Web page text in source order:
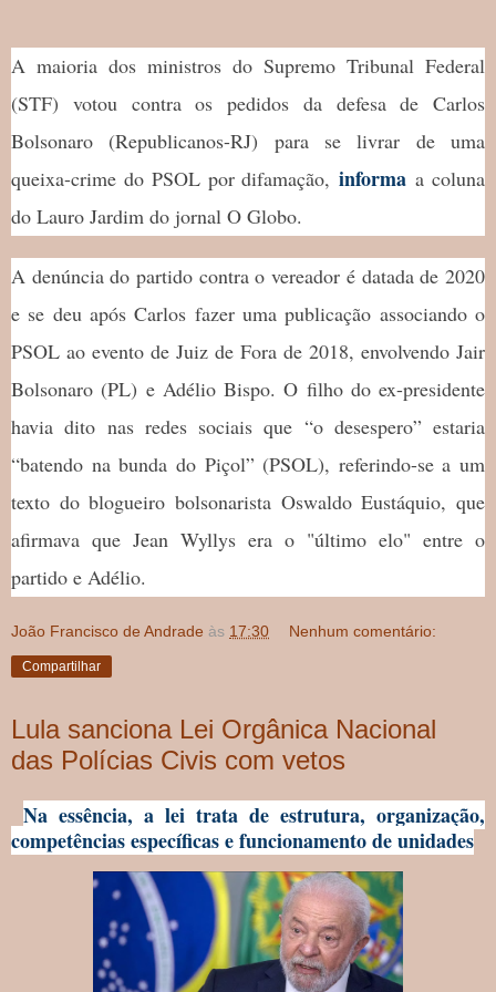
A maioria dos ministros do Supremo Tribunal Federal
(STF) votou contra os pedidos da defesa de Carlos
Bolsonaro (Republicanos-RJ) para se livrar de uma
queixa-crime do PSOL por difamação,informa a coluna
do Lauro Jardim do jornal O Globo.
A denúncia do partido contra o vereador é datada de 2020
e se deu após Carlos fazer uma publicação associando o
PSOL ao evento de Juiz de Fora de 2018, envolvendo Jair
Bolsonaro (PL) e Adélio Bispo. O filho do ex-presidente
havia dito nas redes sociais que “o desespero” estaria
“batendo na bunda do Piçol” (PSOL), referindo-se a um
texto do blogueiro bolsonarista Oswaldo Eustáquio, que
afirmava que Jean Wyllys era o "último elo" entre o
partido e Adélio.
João Francisco de Andrade às 17:30 Nenhum comentário:
Compartilhar
Lula sanciona Lei Orgânica Nacional
das Polícias Civis com vetos
Na essência, a lei trata de estrutura, organização,
competências específicas e funcionamento de unidades